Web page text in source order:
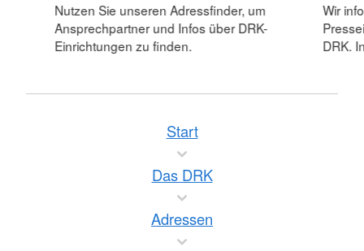
Nutzen Sie unseren Adressfinder, um
Ansprechpartner und Infos über DRK-
Einrichtungen zu finden.
Wir
DRK.
Start
Das DRK
Adressen